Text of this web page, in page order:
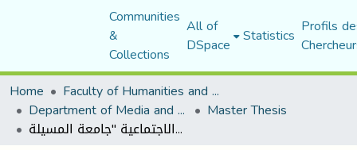
Communities
&
Collections
All of
DSpace Statistics Profils
Home
Faculty of Humanities and Social Sciences
Department of Media and Communication Studies Master Thesis
ستخدامات الأساتذة الجامعيين للصحافة الإلكترونية وتأثيرها على مقروئية الصحف الورقية دراسة ميدانية على عينة من أساتذةكلية العلوم الإنسانية والاجتماعية "جامعة المسيلة